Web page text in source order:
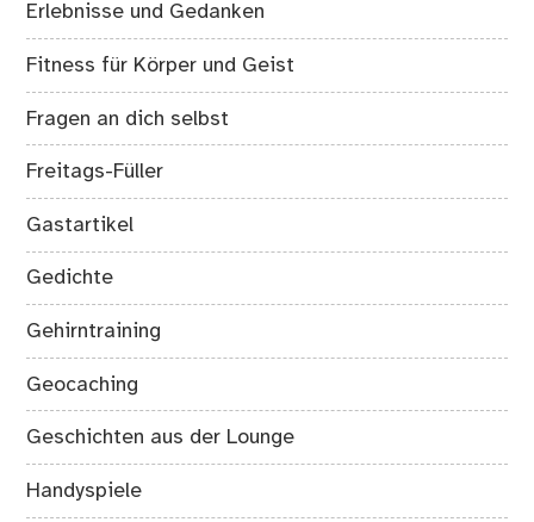
Erlebnisse und Gedanken
Fitness für Körper und Geist
Fragen an dich selbst
Freitags-Füller
Gastartikel
Gedichte
Gehirntraining
Geocaching
Geschichten aus der Lounge
Handyspiele